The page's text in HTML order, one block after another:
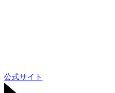
公式サイト